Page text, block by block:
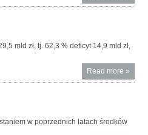
gry
mld zł, tj. 62,3 % deficyt 14,9 mld zł,
Read more About
»
w poprzednich latach środków